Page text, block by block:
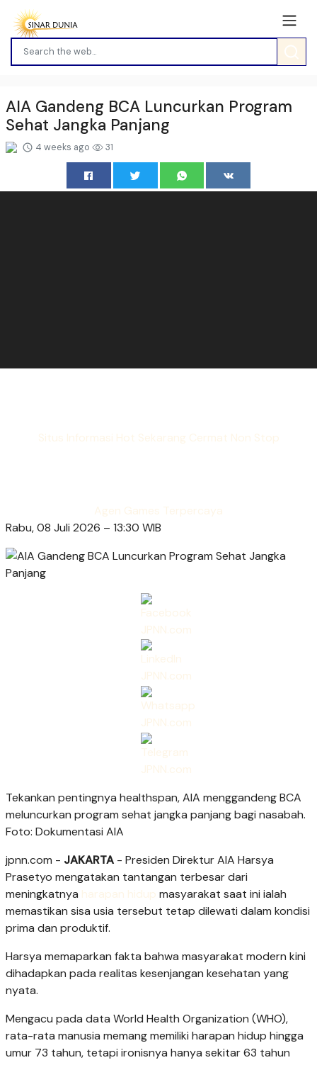
AIA Gandeng BCA Luncurkan Program
Sehat Jangka Panjang
4 weeks ago 31
Situs Informasi Hot Sekarang Cermat Non Stop
Agen Games Terpercaya
Rabu, 08 Juli 2026 – 13:30 WIB
Tekankan pentingnya healthspan, AIA menggandeng BCA
meluncurkan program sehat jangka panjang bagi nasabah.
Foto: Dokumentasi AIA
jpnn.com - JAKARTA - Presiden Direktur AIA Harsya
Prasetyo mengatakan tantangan terbesar dari
meningkatnya harapan hidup masyarakat saat ini ialah
memastikan sisa usia tersebut tetap dilewati dalam kondisi
prima dan produktif.
Harsya memaparkan fakta bahwa masyarakat modern kini
dihadapkan pada realitas kesenjangan kesehatan yang
nyata.
Mengacu pada data World Health Organization (WHO),
rata-rata manusia memang memiliki harapan hidup hingga
umur 73 tahun, tetapi ironisnya hanya sekitar 63 tahun